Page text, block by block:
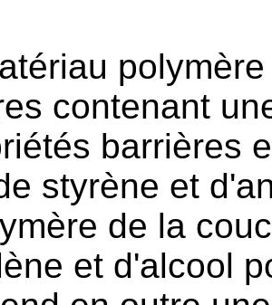
contenant
barrières
styrène et
de la
et d'al­cool